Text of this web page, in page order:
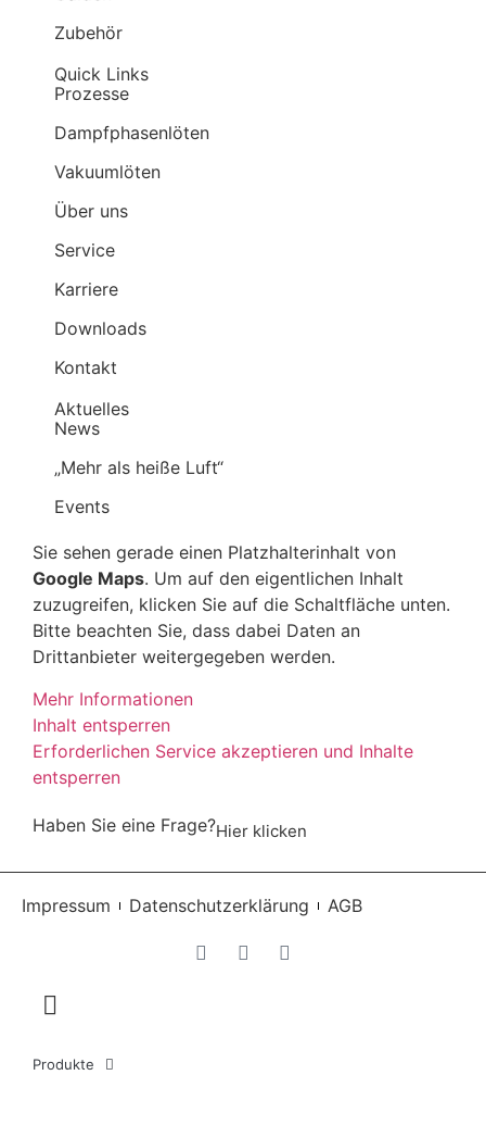
Zubehör
Quick Links
Prozesse
Dampf­phasen­löten
Vakuumlöten
Über uns
Service
Karriere
Downloads
Kontakt
Aktuelles
News
„Mehr als heiße Luft“
Events
Sie sehen gerade einen Platzhalterinhalt von
Google Maps. Um auf den eigentlichen Inhalt
zuzugreifen, klicken Sie auf die Schaltfläche unten.
Bitte beachten Sie, dass dabei Daten an
Drittanbieter weitergegeben werden.
Mehr Informationen
Inhalt entsperren
Erforderlichen Service akzeptieren und Inhalte
entsperren
Haben Sie eine Frage?Hier klicken
Impressum Datenschutzerklärung AGB
Produkte